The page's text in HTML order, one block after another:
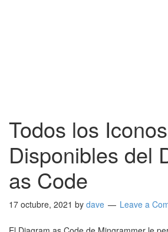
Todos los Iconos
Disponibles del
as Code
17 octubre, 2021 by dave Leave a